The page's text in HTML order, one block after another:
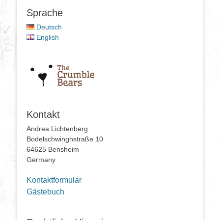
Sprache
Deutsch
English
Kontakt
Andrea Lichtenberg
Bodelschwinghstraße 10
64625 Bensheim
Germany
Kontaktformular
Gästebuch